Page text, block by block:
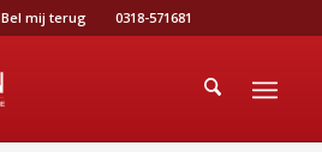
Bel mij terug 0318-571681